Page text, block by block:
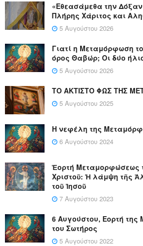
«Εθεασάμεθα την
Πλήρης Χάριτος και
5 Αυγούστου 2026
Γιατί η Μεταμόρφωση
όρος Θαβώρ; Οι δύο
5 Αυγούστου 2026
ΤΟ ΑΚΤΙΣΤΟ ΦΩΣ ΤΗΣ
5 Αυγούστου 2025
Η νεφέλη της
6 Αυγούστου 2024
Ἑορτή Μεταμορφώσεως
Χριστοῦ: Ἡ λάμψη τῆς
τοῦ Ἰησοῦ
7 Αυγούστου 2023
6 Αυγούστου, Εορτή
του Σωτήρος
5 Αυγούστου 2022